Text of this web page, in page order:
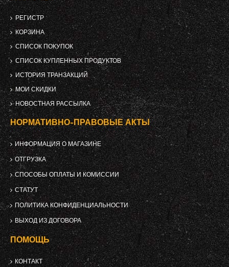
РЕГИСТР
КОРЗИНА
СПИСОК ПОКУПОК
СПИСОК КУПЛЕННЫХ ПРОДУКТОВ
ИСТОРИЯ ТРАНЗАКЦИЙ
МОИ СКИДКИ
НОВОСТНАЯ РАССЫЛКА
НОРМАТИВНО-ПРАВОВЫЕ АКТЫ
ИНФОРМАЦИЯ О МАГАЗИНЕ
ОТГРУЗКА
СПОСОБЫ ОПЛАТЫ И КОМИССИИ
СТАТУТ
ПОЛИТИКА КОНФИДЕНЦИАЛЬНОСТИ
ВЫХОД ИЗ ДОГОВОРА
ПОМОЩЬ
КОНТАКТ